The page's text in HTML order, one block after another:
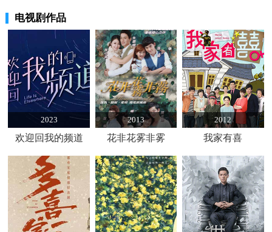
电视剧作品
2023
欢迎回我的频道
2013
花非花雾非雾
2012
我家有喜